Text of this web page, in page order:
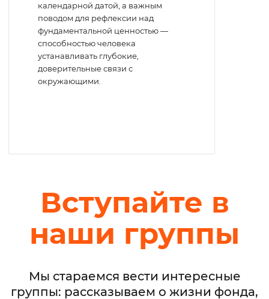
календарной датой, а важным
поводом для рефлексии над
фундаментальной ценностью —
способностью человека
устанавливать глубокие,
доверительные связи с
окружающими.
Вступайте в
наши группы
Мы стараемся вести интересные
группы: рассказываем о жизни фонда,